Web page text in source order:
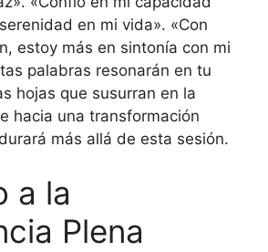
en mi vida». «Con
estoy más en sintonía con mi
palabras resonarán en tu
hojas que susurran en la
hacia una transformación
más allá de esta sesión.
a la
Plena